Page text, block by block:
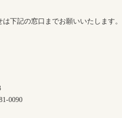
下記の窓口までお願いいたします。
0090